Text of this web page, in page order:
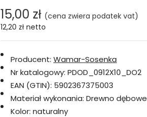
15,00 zł (cena zwiera podatek vat)
12,20 zł netto
Producent: Wamar-Sosenka
Nr katalogowy: PDOD_0912X10_DO2
EAN (GTIN): 5902367375003
Materiał wykonania: Drewno dębowe
Kolor: naturalny